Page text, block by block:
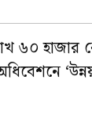
৬০ হাজার